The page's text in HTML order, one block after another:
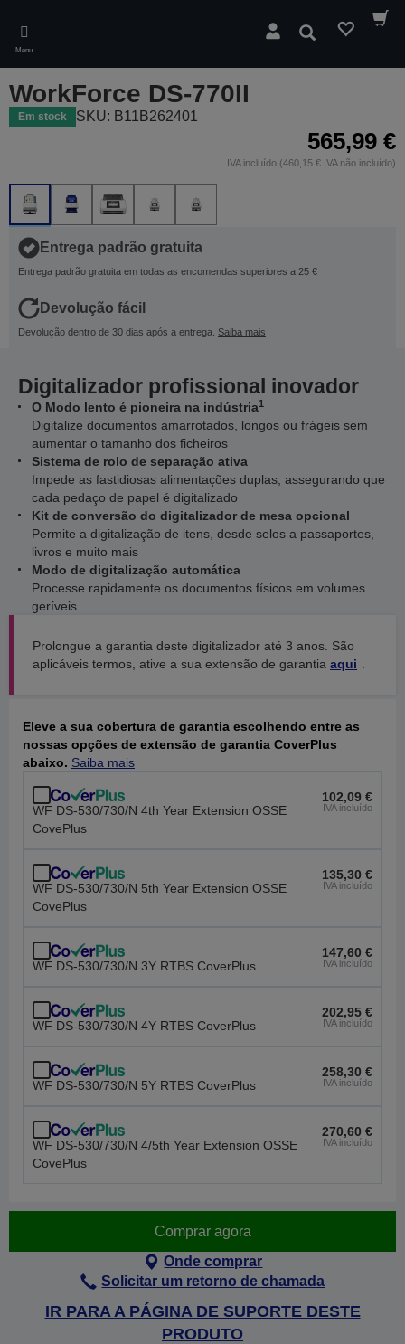
main
content
Menu
Pesquisar
WorkForce DS-770II
Em stock SKU: B11B262401
565,99 €
IVA incluído (460,15 € IVA não incluído)
Entrega padrão gratuita
Entrega padrão gratuita em todas as encomendas superiores a 25 €
Devolução fácil
Devolução dentro de 30 dias após a entrega. Saiba mais
Digitalizador profissional inovador
O Modo lento é pioneira na indústria1
Digitalize documentos amarrotados, longos ou frágeis sem
aumentar o tamanho dos ficheiros
Sistema de rolo de separação ativa
Impede as fastidiosas alimentações duplas, assegurando que
cada pedaço de papel é digitalizado
Kit de conversão do digitalizador de mesa opcional
Permite a digitalização de itens, desde selos a passaportes,
livros e muito mais
Modo de digitalização automática
Processe rapidamente os documentos físicos em volumes
geríveis.
Prolongue a garantia deste digitalizador até 3 anos. São
aplicáveis termos, ative a sua extensão de garantia aqui
Eleve a sua cobertura de garantia escolhendo entre as
nossas opções de extensão de garantia CoverPlus
abaixo. Saiba mais
WF DS-530/730/N 4th Year Extension OSSE
CovePlus
102,09 €
IVA incluído
WF DS-530/730/N 5th Year Extension OSSE
CovePlus
135,30 €
IVA incluído
WF DS-530/730/N 3Y RTBS CoverPlus
147,60 €
IVA incluído
WF DS-530/730/N 4Y RTBS CoverPlus
202,95 €
IVA incluído
WF DS-530/730/N 5Y RTBS CoverPlus
258,30 €
IVA incluído
WF DS-530/730/N 4/5th Year Extension OSSE
CovePlus
270,60 €
IVA incluído
Comprar agora
Onde comprar
Solicitar um retorno de chamada
IR PARA A PÁGINA DE SUPORTE DESTE
PRODUTO